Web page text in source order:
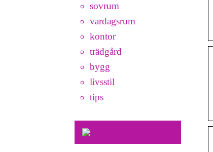
sovrum
vardagsrum
kontor
trädgård
bygg
livsstil
tips